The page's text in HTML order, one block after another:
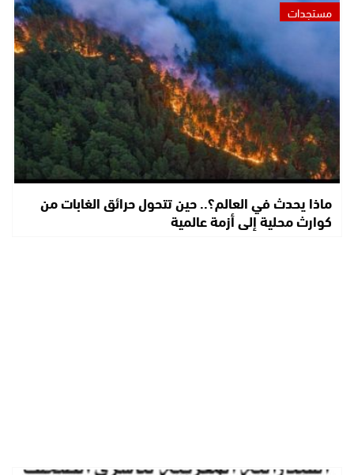
مستجدات
ماذا يحدث في العالم؟.. حين تتحول حرائق الغابات من
كوارث محلية إلى أزمة عالمية